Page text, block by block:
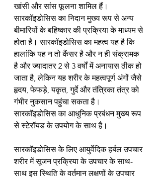
खांसी और सांस फूलना शामिल हैं।
सारकॉइडोसिस का निदान मुख्य रूप से अन्य
बीमारियों के बहिष्कार की प्रक्रिया के माध्यम से
होता है। सारकॉइडोसिस का महत्व यह है कि
हालांकि यह न तो कैंसर है और न ही संक्रामक
है और ज्यादातर 2 से 3 वर्षों में अनायास ठीक हो
जाता है, लेकिन यह शरीर के महत्वपूर्ण अंगों जैसे
हृदय, फेफड़े, यकृत, गुर्दे और तंत्रिका तंत्र को
गंभीर नुकसान पहुंचा सकता है।
सारकॉइडोसिस का आधुनिक प्रबंधन मुख्य रूप
से स्टेरॉयड के उपयोग के साथ है।
सारकॉइडोसिस के लिए आयुर्वेदिक हर्बल उपचार
शरीर में सूजन प्रक्रिया के उपचार के साथ-
साथ इस स्थिति के वर्तमान लक्षणों के उपचार